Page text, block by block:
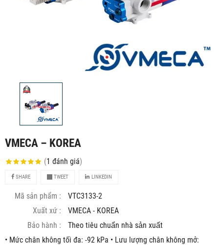
VMECA – KOREA
(1 đánh giá)
SHARE TWEET LINKEDIN
Mã sản phẩm :
VTC3133-2
Xuất xứ :
VMECA - KOREA
Bảo hành :
Theo tiêu chuẩn nhà sản xuất
• Mức chân không tối đa: -92 kPa • Lưu lượng chân không mở: